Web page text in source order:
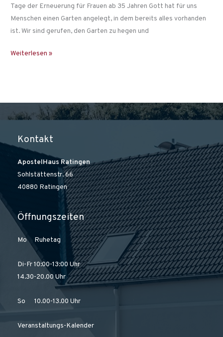
Tage der Erneuerung für Frauen ab 35 Jahren Gott hat für uns
Menschen einen Garten angelegt, in dem bereits alles vorhanden
ist. Wir sind gerufen, den Garten zu hegen und
Weiterlesen »
Kontakt
ApostelHaus Ratingen
Sohlstättenstr. 66
40880 Ratingen
Öffnungszeiten
Mo Ruhetag
Di-Fr 10:00-13:00 Uhr
14.30-20.00 Uhr
So 10.00-13.00 Uhr
Veranstaltungs-Kalender